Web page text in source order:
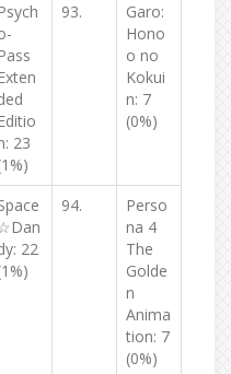
23
93.
Garo:
Hono
o no
Kokui
n: 7
(0%)
22
94.
Perso
na 4
The
Golde
n
Anima
tion: 7
(0%)